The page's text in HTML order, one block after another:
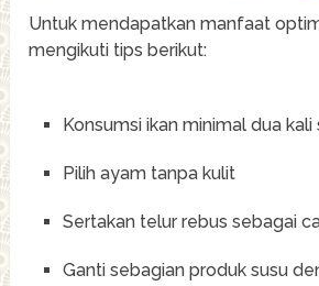
Untuk mendapatkan manfaat
mengikuti tips berikut:
Konsumsi ikan minimal dua
Pilih ayam tanpa kulit
Sertakan telur rebus sebagai
Ganti sebagian produk susu